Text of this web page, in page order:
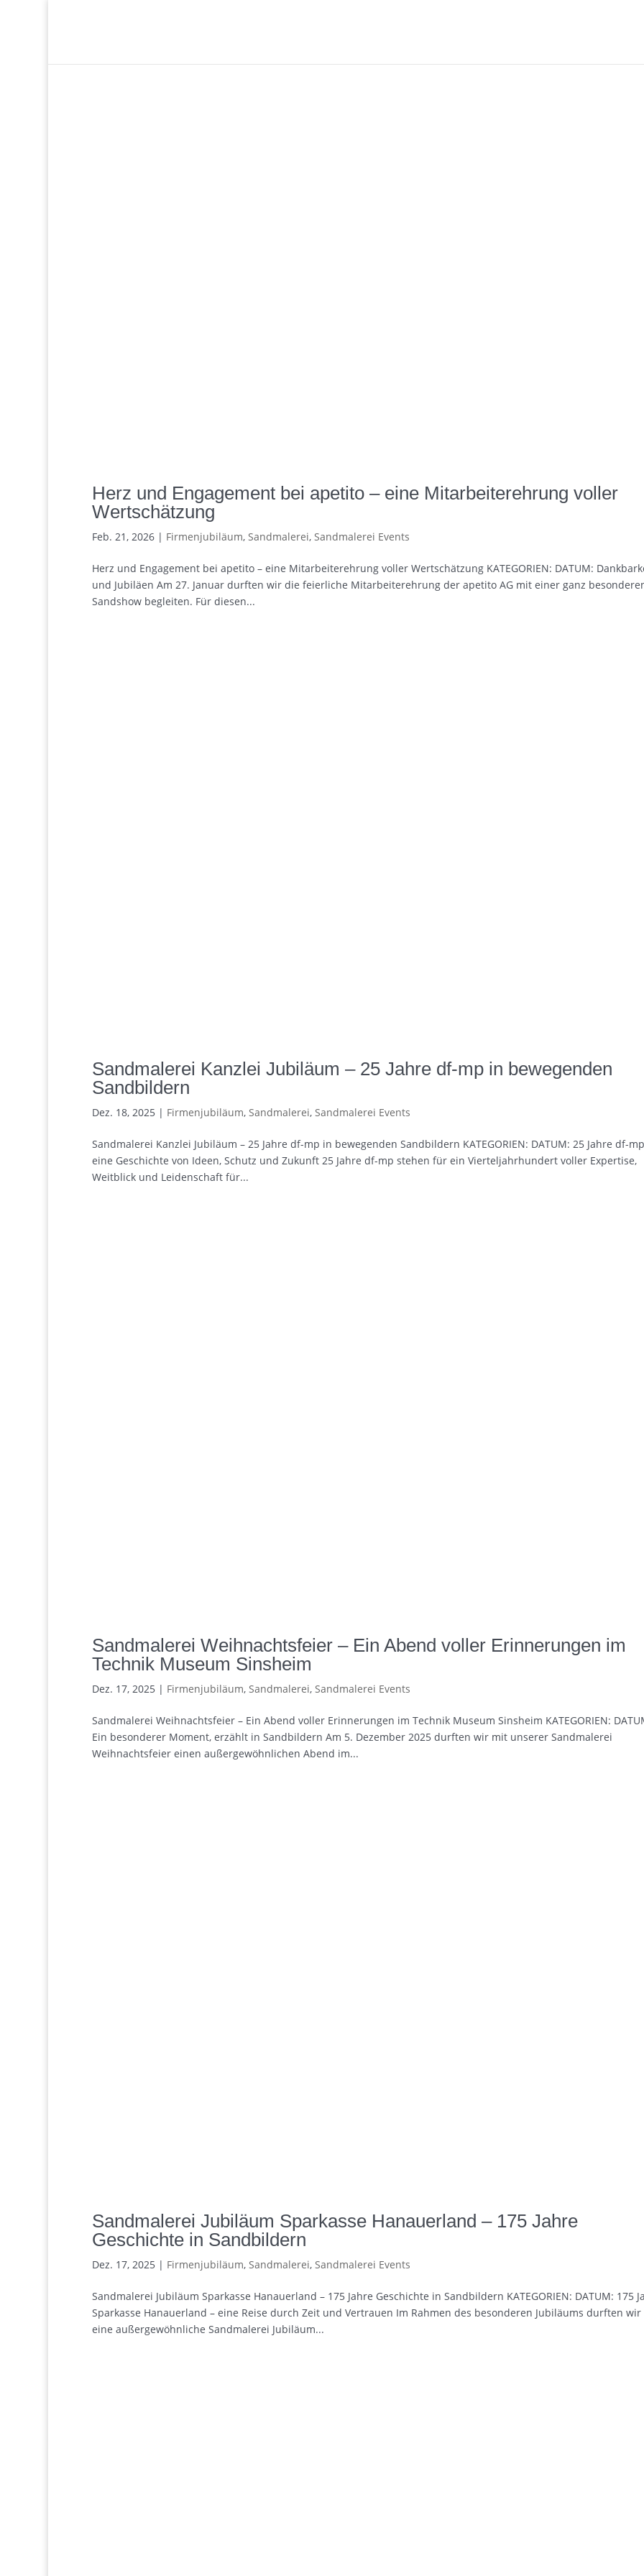
Herz und Engagement bei apetito – eine Mitarbeiterehrung voller
Wertschätzung
Feb. 21, 2026| Firmenjubiläum, Sandmalerei, Sandmalerei Events
Herz und Engagement bei apetito – eine Mitarbeiterehrung voller Wertschätzung KATEGORIEN: DATUM:
und Jubiläen Am 27. Januar durften wir die feierliche Mitarbeiterehrung der apetito AG mit einer ganz
Sandshow begleiten. Für diesen...
Sandmalerei Kanzlei Jubiläum – 25 Jahre df-mp in bewegenden
Sandbildern
Dez. 18, 2025| Firmenjubiläum, Sandmalerei, Sandmalerei Events
Sandmalerei Kanzlei Jubiläum – 25 Jahre df-mp in bewegenden Sandbildern KATEGORIEN: DATUM: 25 Jahre df-
eine Geschichte von Ideen, Schutz und Zukunft 25 Jahre df-mp stehen für ein Vierteljahrhundert voller Expertise,
Weitblick und Leidenschaft für...
Sandmalerei Weihnachtsfeier – Ein Abend voller Erinnerungen im
Technik Museum Sinsheim
Dez. 17, 2025| Firmenjubiläum, Sandmalerei, Sandmalerei Events
Sandmalerei Weihnachtsfeier – Ein Abend voller Erinnerungen im Technik Museum Sinsheim KATEGORIEN:
Ein besonderer Moment, erzählt in Sandbildern Am 5. Dezember 2025 durften wir mit unserer Sandmalerei
Weihnachtsfeier einen außergewöhnlichen Abend im...
Sandmalerei Jubiläum Sparkasse Hanauerland – 175 Jahre
Geschichte in Sandbildern
Dez. 17, 2025| Firmenjubiläum, Sandmalerei, Sandmalerei Events
Sandmalerei Jubiläum Sparkasse Hanauerland – 175 Jahre Geschichte in Sandbildern KATEGORIEN: DATUM: 175
Sparkasse Hanauerland – eine Reise durch Zeit und Vertrauen Im Rahmen des besonderen Jubiläums durften wir
eine außergewöhnliche Sandmalerei Jubiläum...